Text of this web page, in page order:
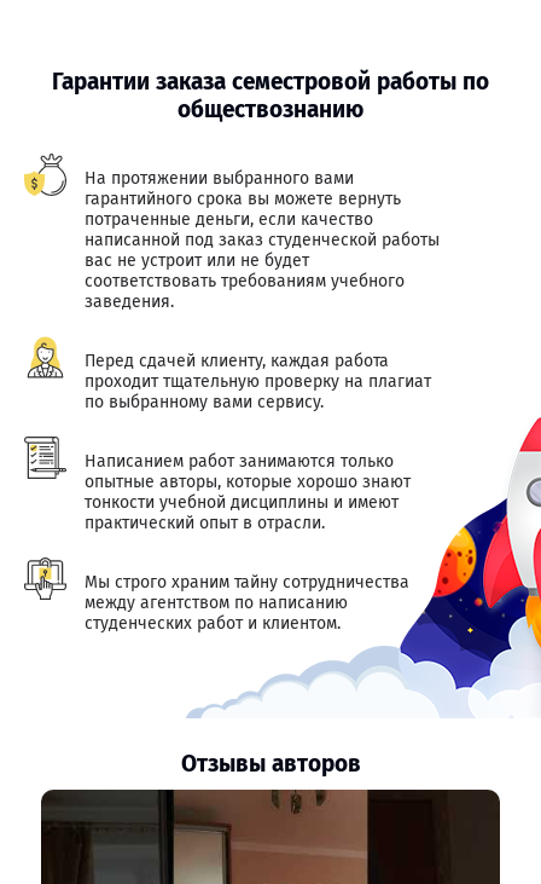
Гарантии заказа семестровой работы по
обществознанию
На протяжении выбранного вами
гарантийного срока вы можете вернуть
потраченные деньги, если качество
написанной под заказ студенческой работы
вас не устроит или не будет
соответствовать требованиям учебного
заведения.
Перед сдачей клиенту, каждая работа
проходит тщательную проверку на плагиат
по выбранному вами сервису.
Написанием работ занимаются только
опытные авторы, которые хорошо знают
тонкости учебной дисциплины и имеют
практический опыт в отрасли.
Мы строго храним тайну сотрудничества
между агентством по написанию
студенческих работ и клиентом.
Отзывы авторов